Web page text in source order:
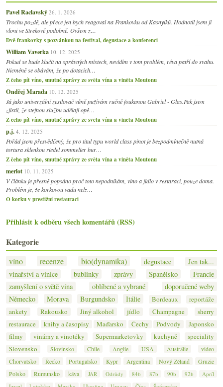
Pavel Raclavský 26. 1. 2026
Trochu pozdě, ale přece jen bych reagoval na Frankovku od Kasnyiků. Hodnotil jsem ji
vloni ve Strekově podobně. Ovšem z…
Dvě frankovky s pozvánkou na festival, degustace a konferenci
William Vaverka 10. 12. 2025
Pokud se bude klučit na správných místech, nevidím v tom problém, réva patří do svahu.
Nicméně se obávám, že po dotacích…
Z čeho pít víno, smutné zprávy ze světa vína a viněta Moutonu
Ondřej Marada 10. 12. 2025
Já jako univerzální zesilovač vůně pužívám ručně foukanou Gabriel - Glas.Pak jsem
zjistil, že stejnou službu udělají opě…
Z čeho pít víno, smutné zprávy ze světa vína a viněta Moutonu
p.j. 4. 12. 2025
Pořád jsem přesvědčený, že pro titul typu world class pinot je bezpodmínečně nutná
tortura sklenkou riedel sommelier bur…
Z čeho pít víno, smutné zprávy ze světa vína a viněta Moutonu
merlot 10. 11. 2025
V článku je přesně popsáno proč toto nepodnikám, víno a jídlo v restaraci, pouze doma.
Problém je, že korkovou vadu nelz…
O korku v prestižní restauraci
Přihlásit k odběru všech komentářů (RSS)
Kategorie
víno recenze bio(dynamika) degustace
Jen tak...
vinařství a vinice
bublinky zprávy Španělsko
Francie
zamyšlení o světě vína
oblíbené a vybrané
doporučené weby
Německo
Morava Burgundsko Itálie Bordeaux
reportáže
ankety
Rakousko Jiný alkohol jídlo Champagne
sherry
restaurace
knihy a časopisy Maďarsko Čechy Podvody
Japonsko
filmy
vinárny a vinotéky Supermarketovky kuchyně
speciality
Slovensko
Slovinsko Chile Anglie USA Austrálie
video
Chorvatsko
Řecko Portugalsko Kypr Argentina Nový Zéland
Gruzie
Polsko
Rumunsko káva JAR Odrůdy 84b 87b 90b 92b
Apríl